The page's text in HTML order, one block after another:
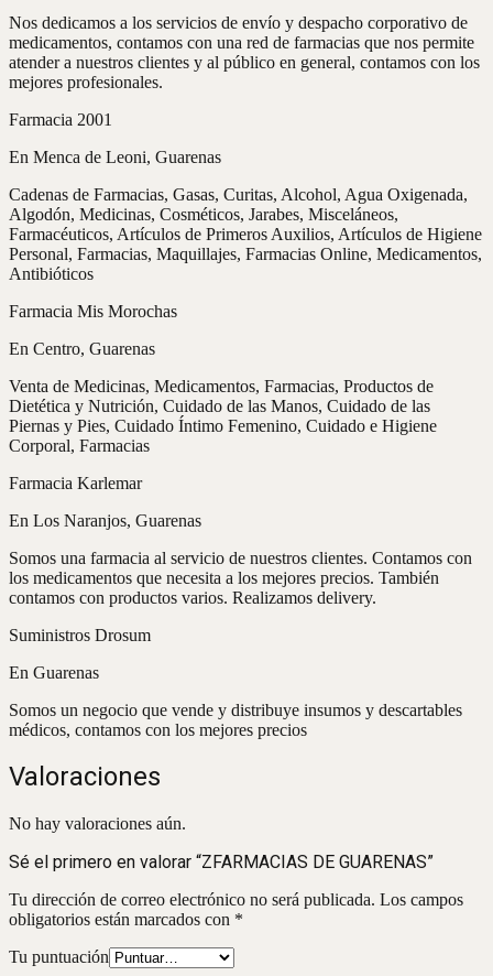
Nos dedicamos a los servicios de envío y despacho corporativo de
medicamentos, contamos con una red de farmacias que nos permite
atender a nuestros clientes y al público en general, contamos con los
mejores profesionales.
Farmacia 2001
En Menca de Leoni, Guarenas
Cadenas de Farmacias, Gasas, Curitas, Alcohol, Agua Oxigenada,
Algodón, Medicinas, Cosméticos, Jarabes, Misceláneos,
Farmacéuticos, Artículos de Primeros Auxilios, Artículos de Higiene
Personal, Farmacias, Maquillajes, Farmacias Online, Medicamentos,
Antibióticos
Farmacia Mis Morochas
En Centro, Guarenas
Venta de Medicinas, Medicamentos, Farmacias, Productos de
Dietética y Nutrición, Cuidado de las Manos, Cuidado de las
Piernas y Pies, Cuidado Íntimo Femenino, Cuidado e Higiene
Corporal, Farmacias
Farmacia Karlemar
En Los Naranjos, Guarenas
Somos una farmacia al servicio de nuestros clientes. Contamos con
los medicamentos que necesita a los mejores precios. También
contamos con productos varios. Realizamos delivery.
Suministros Drosum
En Guarenas
Somos un negocio que vende y distribuye insumos y descartables
médicos, contamos con los mejores precios
Valoraciones
No hay valoraciones aún.
Sé el primero en valorar “ZFARMACIAS DE GUARENAS”
Tu dirección de correo electrónico no será publicada. Los campos
obligatorios están marcados con *
Tu puntuación